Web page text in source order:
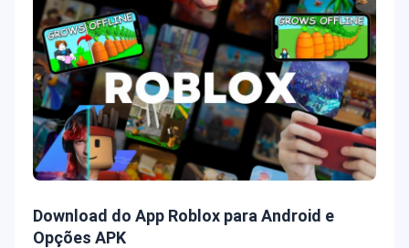
Download do App Roblox para Android e
Opções APK